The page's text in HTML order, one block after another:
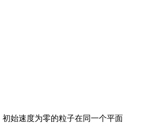
始速度为零的粒子在同一个平面